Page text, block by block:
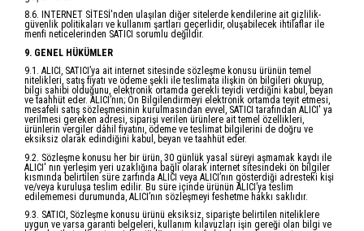
8.6. INTERNET SİTESİ'nden ulaşılan diğer sitelerde kendilerine ait gizlilik-
güvenlik politikaları ve kullanım şartları geçerlidir, oluşabilecek ihtilaflar ile
menfi neticelerinden SATICI sorumlu değildir.
9. GENEL HÜKÜMLER
9.1. ALICI, SATICI’ya ait internet sitesinde sözleşme konusu ürünün temel
nitelikleri, satış fiyatı ve ödeme şekli ile teslimata ilişkin ön bilgileri okuyup,
bilgi sahibi olduğunu, elektronik ortamda gerekli teyidi verdiğini kabul, beyan
ve taahhüt eder. ALICI’nın; Ön Bilgilendirmeyi elektronik ortamda teyit etmesi,
mesafeli satış sözleşmesinin kurulmasından evvel, SATICI tarafından ALICI' ya
verilmesi gereken adresi, siparişi verilen ürünlere ait temel özellikleri,
ürünlerin vergiler dâhil fiyatını, ödeme ve teslimat bilgilerini de doğru ve
eksiksiz olarak edindiğini kabul, beyan ve taahhüt eder.
9.2. Sözleşme konusu her bir ürün, 30 günlük yasal süreyi aşmamak kaydı ile
ALICI' nın yerleşim yeri uzaklığına bağlı olarak internet sitesindeki ön bilgiler
kısmında belirtilen süre zarfında ALICI veya ALICI’nın gösterdiği adresteki kişi
ve/veya kuruluşa teslim edilir. Bu süre içinde ürünün ALICI’ya teslim
edilememesi durumunda, ALICI’nın sözleşmeyi feshetme hakkı saklıdır.
9.3. SATICI, Sözleşme konusu ürünü eksiksiz, siparişte belirtilen niteliklere
uygun ve varsa garanti belgeleri, kullanım kılavuzları işin gereği olan bilgi ve